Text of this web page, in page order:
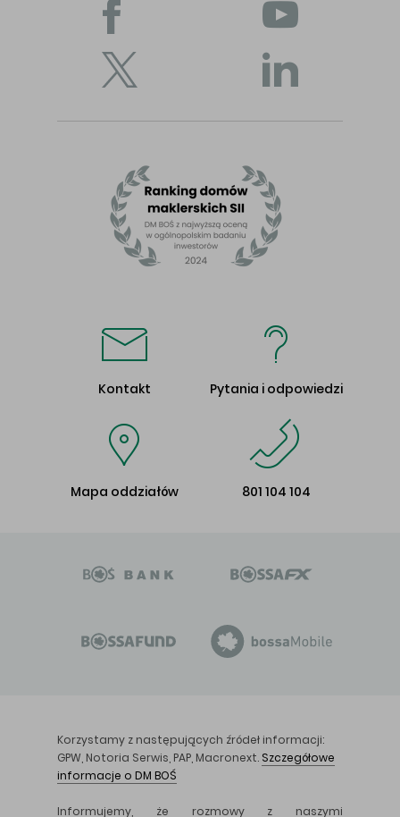
Kontakt Pytania i odpowiedzi
Mapa oddziałów 801 104 104
Korzystamy z następujących źródeł informacji:
GPW, Notoria Serwis, PAP, Macronext. Szczegółowe
informacje o DM BOŚ
Informujemy, że rozmowy z naszymi